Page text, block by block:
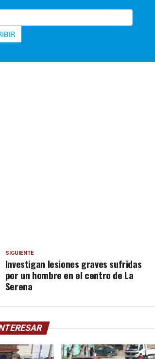
SIGUIENTE
Investigan lesiones graves sufridas
por un hombre en el centro de La
Serena